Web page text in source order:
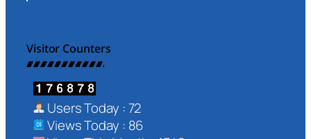
Visitor Counters
Users Today : 72
Views Today : 86